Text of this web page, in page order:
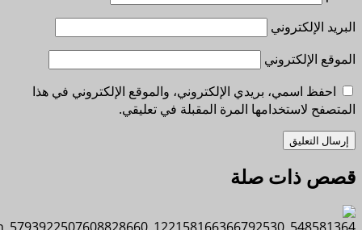
البريد الإلكتروني
الموقع الإلكتروني
احفظ اسمي، بريدي الإلكتروني، والموقع الإلكتروني في هذا
المتصفح لاستخدامها المرة المقبلة في تعليقي.
قصص ذات صلة